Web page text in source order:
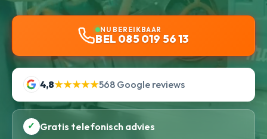
NU BEREIKBAAR
BEL 085 019 56 13
4,8★★★★★568 Google reviews
✓ Gratis telefonisch advies